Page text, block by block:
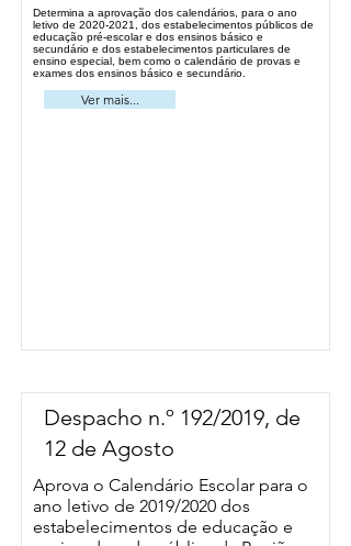
Determina a aprovação dos calendários, para o ano
letivo de 2020-2021, dos estabelecimentos públicos de
educação pré-escolar e dos ensinos básico e
secundário e dos estabelecimentos particulares de
ensino especial, bem como o calendário de provas e
exames dos ensinos básico e secundário.
Ver mais...
Despacho n.º 192/2019, de
12 de Agosto
Aprova o Calendário Escolar para o
ano letivo de 2019/2020 dos
estabelecimentos de educação e